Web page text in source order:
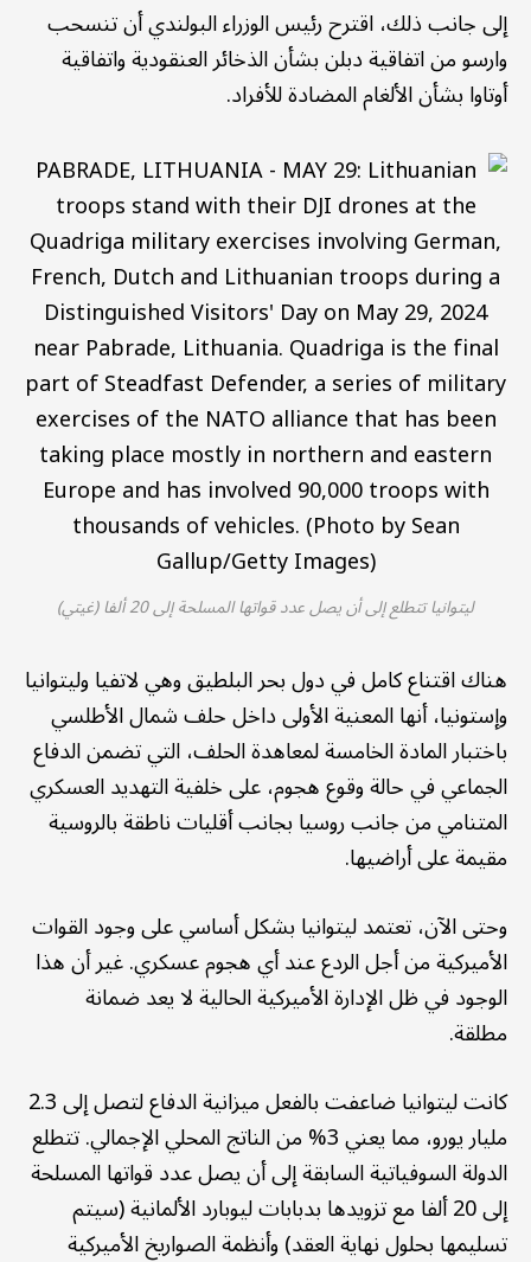
إلى جانب ذلك، اقترح رئيس الوزراء البولندي أن تنسحب
وارسو من اتفاقية دبلن بشأن الذخائر العنقودية واتفاقية
أوتاوا بشأن الألغام المضادة للأفراد.
ليتوانيا تتطلع إلى أن يصل عدد قواتها المسلحة إلى 20 ألفا (غيتي)
هناك اقتناع كامل في دول بحر البلطيق وهي لاتفيا وليتوانيا
وإستونيا، أنها المعنية الأولى داخل حلف شمال الأطلسي
باختبار المادة الخامسة لمعاهدة الحلف، التي تضمن الدفاع
الجماعي في حالة وقوع هجوم، على خلفية التهديد العسكري
المتنامي من جانب روسيا بجانب أقليات ناطقة بالروسية
مقيمة على أراضيها.
وحتى الآن، تعتمد ليتوانيا بشكل أساسي على وجود القوات
الأميركية من أجل الردع عند أي هجوم عسكري. غير أن هذا
الوجود في ظل الإدارة الأميركية الحالية لا يعد ضمانة
مطلقة.
كانت ليتوانيا ضاعفت بالفعل ميزانية الدفاع لتصل إلى 2.3
مليار يورو، مما يعني 3% من الناتج المحلي الإجمالي. تتطلع
الدولة السوفياتية السابقة إلى أن يصل عدد قواتها المسلحة
إلى 20 ألفا مع تزويدها بدبابات ليوبارد الألمانية (سيتم
تسليمها بحلول نهاية العقد) وأنظمة الصواريخ الأميركية